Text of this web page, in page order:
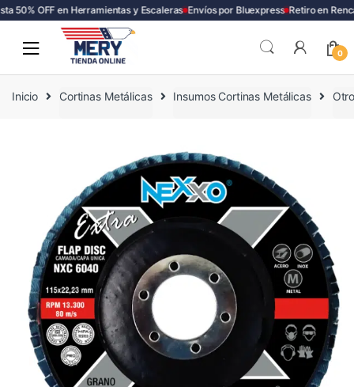
50% OFF en Herramientas y Escaleras Envíos por Bluexpress Retiro en Renca
0
Inicio Cortinas Metálicas Insumos Cortinas Metálicas